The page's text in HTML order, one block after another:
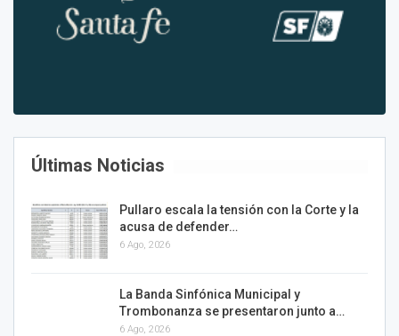
Últimas Noticias
Pullaro escala la tensión con la Corte y la
acusa de defender…
6 Ago, 2026
La Banda Sinfónica Municipal y
Trombonanza se presentaron junto a…
6 Ago, 2026